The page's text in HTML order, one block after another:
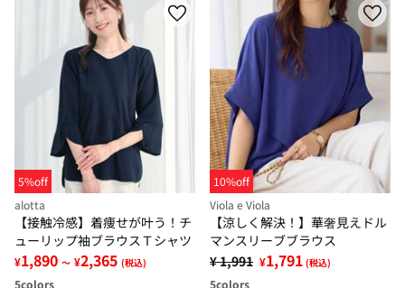
5%off
alotta
【接触冷感】着痩せが叶う！チ
ューリップ袖ブラウスＴシャツ
¥1,890 ～ ¥2,365 (税込)
5colors
10%off
Viola e Viola
【涼しく解決！】華奢見えドル
マンスリーブブラウス
¥ 1,991 ¥1,791 (税込)
5colors